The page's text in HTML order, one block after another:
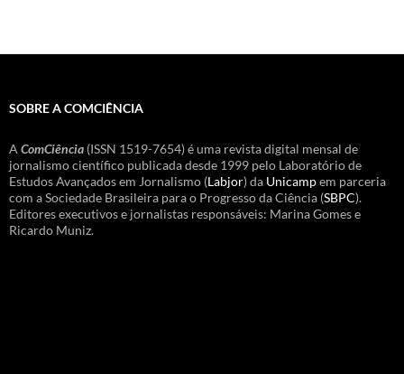
SOBRE A COMCIÊNCIA
A ComCiência (ISSN 1519-7654) é uma revista digital mensal de
jornalismo científico publicada desde 1999 pelo Laboratório de
Estudos Avançados em Jornalismo (Labjor) da Unicampem parceria
com a Sociedade Brasileira para o Progresso da Ciência (SBPC).
Editores executivos e jornalistas responsáveis: Marina Gomes e
Ricardo Muniz.